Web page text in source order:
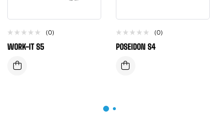
(0)
WORK-IT S5
(0)
POSEIDON S4